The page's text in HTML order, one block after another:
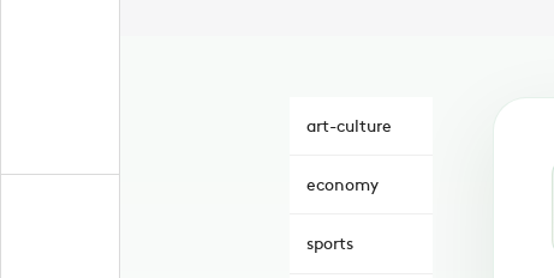
art-culture
economy
sports